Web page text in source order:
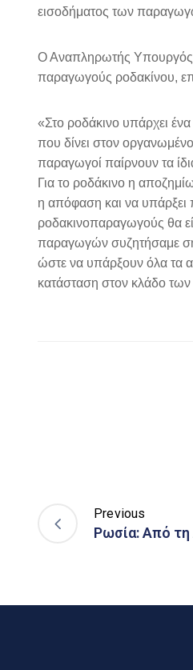
εισοδήματος των
Ο Αναπληρωτής Υπουργός
παραγωγούς ροδακίνου,
«Στο ροδάκινο υπάρχει
που δίνει στον
παραγωγοί παίρνουν τα
Για το ροδάκινο η
η απόφαση και να υπάρξει
ροδακινοπαραγωγούς θα
παραγωγών συζητήσαμε
ώστε να υπάρξουν όλα τα
κατάσταση στον κλάδο
Previous
Ρωσία: Από τη